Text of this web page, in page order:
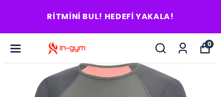
RITMINI BUL! HEDEFI YAKALA!
0